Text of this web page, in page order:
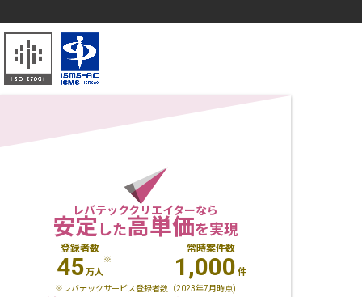
レバテッククリエイターなら
安定した高単価を実現
登録者数
45万人
※
常時案件数
1,000 件
※レバテックサービス登録者数（2023年7月時点)